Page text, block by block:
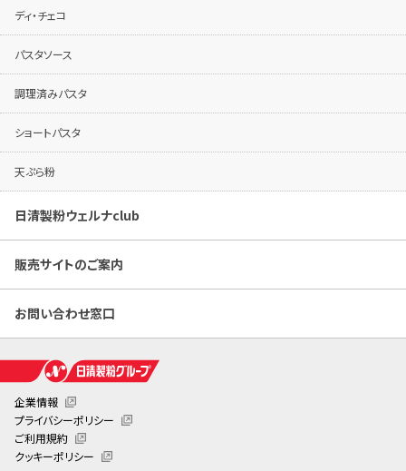
ディ・チェコ
パスタソース
調理済みパスタ
ショートパスタ
天ぷら粉
日清製粉ウェルナclub
販売サイトのご案内
お問い合わせ窓口
企業情報
プライバシーポリシー
ご利用規約
クッキーポリシー